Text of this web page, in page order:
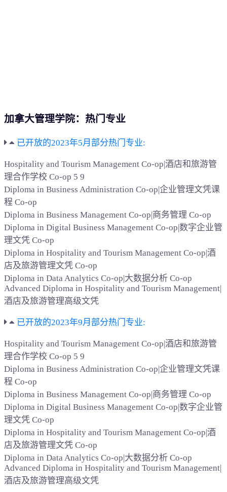
加拿大管理学院：热门专业
已开放的2023年5月部分热门专业:
Hospitality and Tourism Management Co-op|酒店和旅游管
理合作学校 Co-op 5 9
Diploma in Business Administration Co-op|企业管理文凭课
程 Co-op
Diploma in Business Management Co-op|商务管理 Co-op
Diploma in Digital Business Management Co-op|数字企业管
理文凭 Co-op
Diploma in Hospitality and Tourism Management Co-op|酒
店及旅游管理文凭 Co-op
Diploma in Data Analytics Co-op|大数据分析 Co-op
Advanced Diploma in Hospitality and Tourism Management|
酒店及旅游管理高级文凭
已开放的2023年9月部分热门专业:
Hospitality and Tourism Management Co-op|酒店和旅游管
理合作学校 Co-op 5 9
Diploma in Business Administration Co-op|企业管理文凭课
程 Co-op
Diploma in Business Management Co-op|商务管理 Co-op
Diploma in Digital Business Management Co-op|数字企业管
理文凭 Co-op
Diploma in Hospitality and Tourism Management Co-op|酒
店及旅游管理文凭 Co-op
Diploma in Data Analytics Co-op|大数据分析 Co-op
Advanced Diploma in Hospitality and Tourism Management|
酒店及旅游管理高级文凭